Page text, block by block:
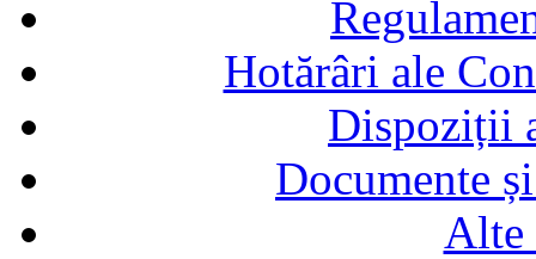
Hotărâri ale
Dispoziții
Documente
Alte